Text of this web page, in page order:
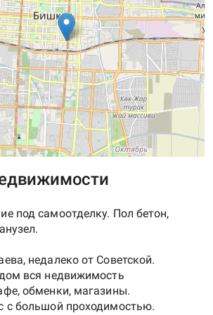
под самоотделку. Пол бетон,
недалеко от Советской.
вся недвижимость
обменки, магазины.
с большой проходимостью.